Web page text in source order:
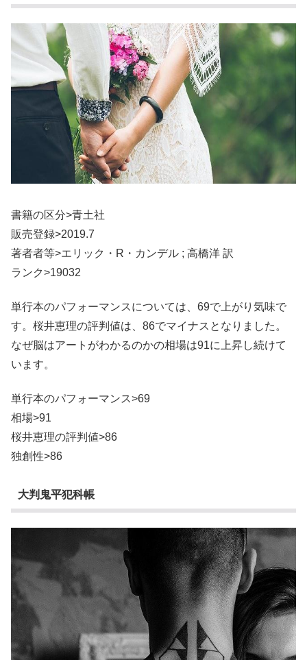
書籍の区分>青土社
販売登録>2019.7
著者者等>エリック・R・カンデル ; 高橋洋 訳
ランク>19032
単行本のパフォーマンスについては、69で上がり気味で
す。桜井恵理の評判値は、86でマイナスとなりました。
なぜ脳はアートがわかるのかの相場は91に上昇し続けて
います。
単行本のパフォーマンス>69
相場>91
桜井恵理の評判値>86
独創性>86
大判鬼平犯科帳